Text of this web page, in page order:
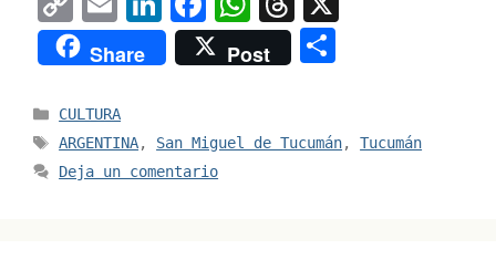
o
p
y
Li
n
m
ai
l
n
k
dI
n
a
c
b
o
h
at
A
hr
e
d
Share Post
e
Categorías
CULTURA
Etiquetas
ARGENTINA, San Miguel de Tucumán,Tucumán
Deja un comentario